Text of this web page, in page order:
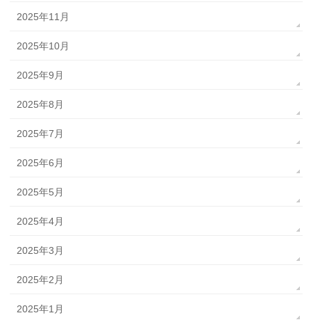
2025年11月
2025年10月
2025年9月
2025年8月
2025年7月
2025年6月
2025年5月
2025年4月
2025年3月
2025年2月
2025年1月